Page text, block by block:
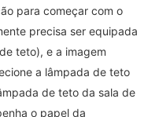
para começar com o
precisa ser equipada
teto), e a imagem
a lâmpada de teto
de teto da sala de
o papel da